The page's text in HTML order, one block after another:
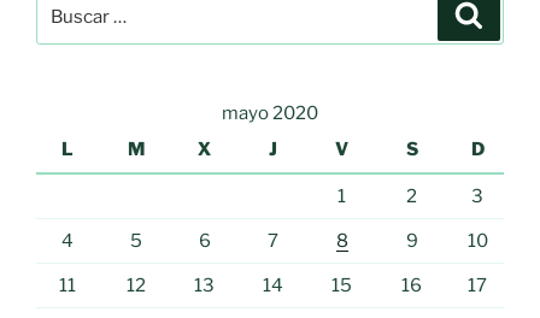
por:
mayo 2020
L
M X J V S D
1 2 3
4 5 6 7 8 9 10
11 12 13 14 15 16 17